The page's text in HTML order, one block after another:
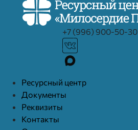
+7 (996) 900-50-30
Ресурcный центр
Документы
Реквизиты
Контакты